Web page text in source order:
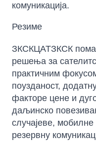
комуникација.
Резиме
ЗКСКЦАТЗКСК
решења за
практичним
поузданост,
факторе цене и
даљинско
случајеве,
резервну